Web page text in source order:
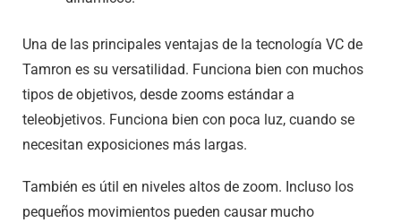
Una de las principales ventajas de la tecnología VC de
Tamron es su versatilidad. Funciona bien con muchos
tipos de objetivos, desde zooms estándar a
teleobjetivos. Funciona bien con poca luz, cuando se
necesitan exposiciones más largas.
También es útil en niveles altos de zoom. Incluso los
pequeños movimientos pueden causar mucho